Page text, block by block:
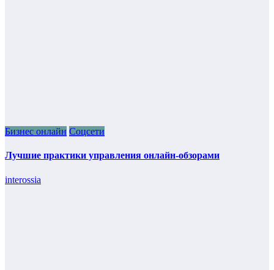
Бизнес онлайн Соцсети
Лучшие практики управления онлайн-обзорами
interossia